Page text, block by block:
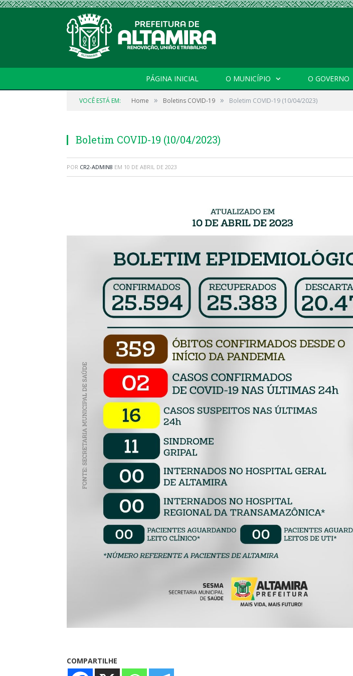
PÁGINA INICIAL O MUNICÍPIO O GOVERNO
VOCÊ ESTÁ EM: Home » Boletins COVID-19 » Boletim COVID-19 (10/04/2023)
Boletim COVID-19 (10/04/2023)
POR CR2-ADMIN8 EM 10 DE ABRIL DE 2023
COMPARTILHE